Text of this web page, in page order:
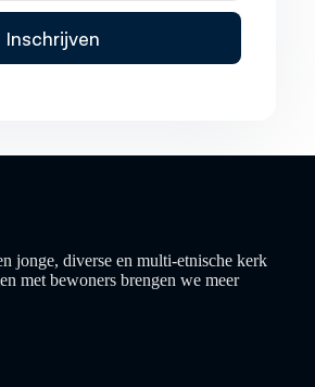
Inschrijven
jonge, diverse en multi-etnische kerk
met bewoners brengen we meer